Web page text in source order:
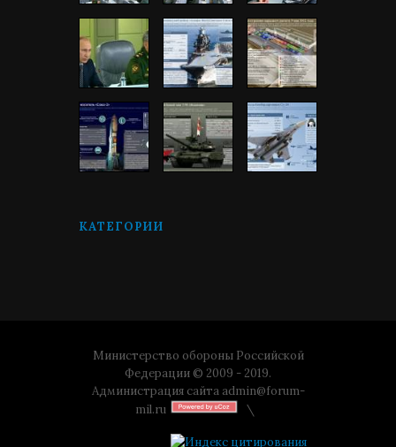
КАТЕГОРИИ
Министерство обороны Российской
Федерации © 2009 - 2019.
Администрация сайта admin@forum-
mil.ru